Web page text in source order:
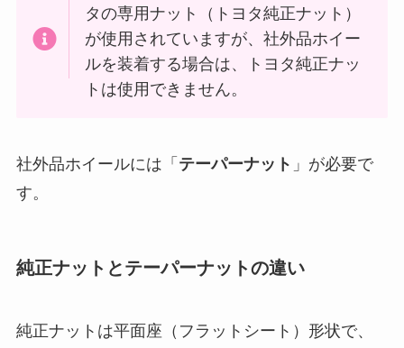
タの専用ナット（トヨタ純正ナット）
が使用されていますが、社外品ホイー
ルを装着する場合は、トヨタ純正ナッ
トは使用できません。
社外品ホイールには「 テーパーナット 」が必要で
す。
純正ナットとテーパーナットの違い
純正ナットは平面座（フラットシート）形状で、